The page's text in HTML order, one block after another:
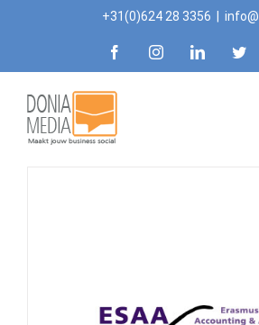
+31(0)624 28 3356
FacebookInstagramLinkedIn